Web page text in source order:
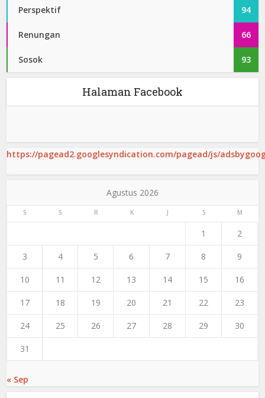
Perspektif 94
Renungan 66
Sosok 93
Halaman Facebook
https://pagead2.googlesyndication.com/pagead/js/
Agustus 2026
S S R K J S M
1 2
3 4 5 6 7 8 9
10 11 12 13 14 15 16
17 18 19 20 21 22 23
24 25 26 27 28 29 30
31
« Sep